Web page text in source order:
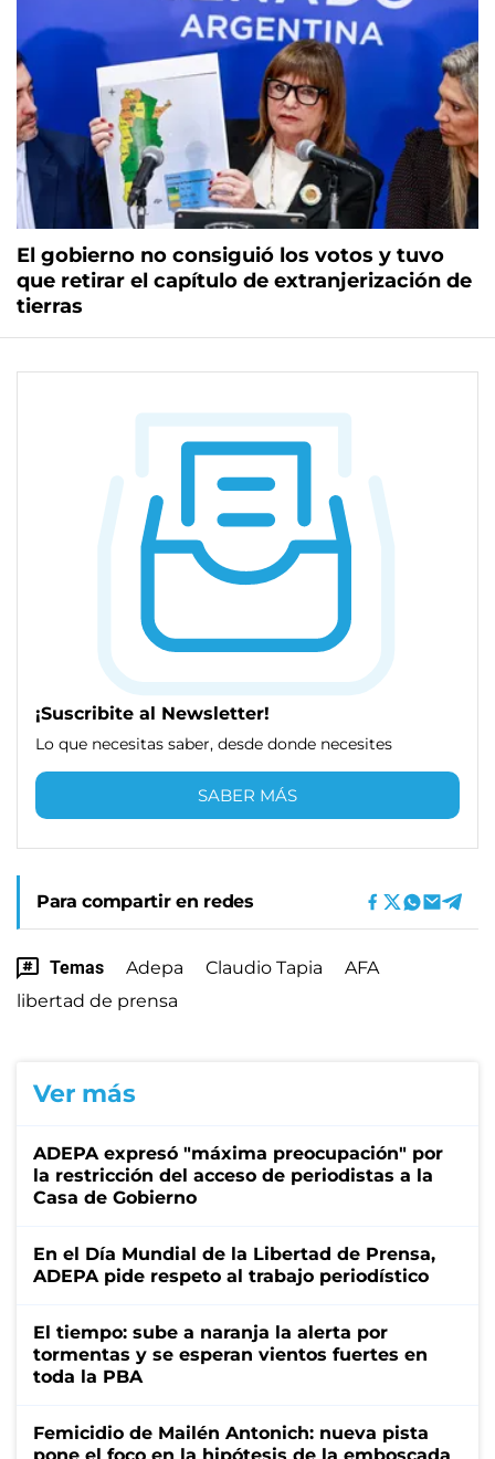
El gobierno no consiguió los votos y tuvo
que retirar el capítulo de extranjerización de
tierras
¡Suscribite al Newsletter!
Lo que necesitas saber, desde donde necesites
SABER MÁS
Para compartir en redes
Temas Adepa Claudio Tapia
AFA
libertad de prensa
Ver más
ADEPA expresó "máxima preocupación" por
la restricción del acceso de periodistas a la
Casa de Gobierno
En el Día Mundial de la Libertad de Prensa,
ADEPA pide respeto al trabajo periodístico
El tiempo: sube a naranja la alerta por
tormentas y se esperan vientos fuertes en
toda la PBA
Femicidio de Mailén Antonich: nueva pista